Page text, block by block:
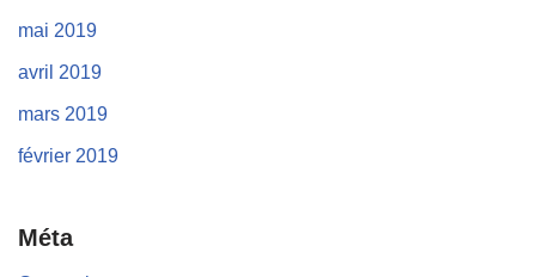
mai 2019
avril 2019
mars 2019
février 2019
Méta